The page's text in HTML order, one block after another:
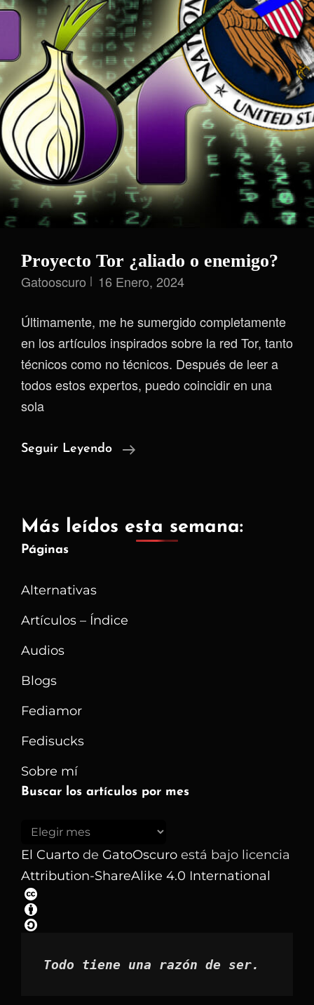
La
Guerra
Digital
Se
Dan
La
Mano
Proyecto Tor ¿aliado o enemigo?
Gatooscuro 16 Enero, 2024
Últimamente, me he sumergido completamente
en los artículos inspirados sobre la red Tor, tanto
técnicos como no técnicos. Después de leer a
todos estos expertos, puedo coincidir en una
sola
Seguir Leyendo
Proyecto
Enemigo?
Más leídos esta semana:
Páginas
Alternativas
Artículos – Índice
Audios
Blogs
Fediamor
Fedisucks
Sobre mí
Buscar los artículos por mes
Buscar
los
artículos
por
mes
El Cuarto de GatoOscuro está bajo licencia
Attribution-ShareAlike 4.0 International
Todo tiene una razón de ser.